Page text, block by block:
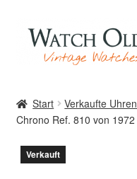
Zur
Navigation
springen
Zum
Inhalt
springen
Uhren
Start Verkaufte Uhren
Chrono Ref. 810 von 1972
Verkauft